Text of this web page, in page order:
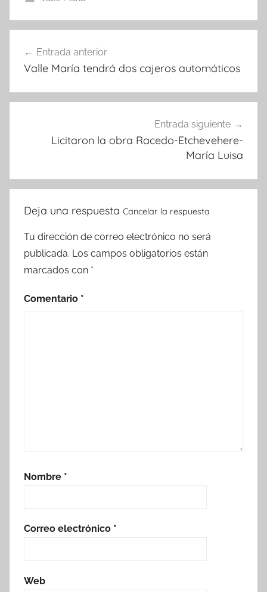
de
Entrada anterior
Valle María tendrá dos cajeros automáticos
Entrada siguiente
Licitaron la obra Racedo-Etchevehere-
María Luisa
Deja una respuesta Cancelar la respuesta
Tu dirección de correo electrónico no será
publicada. Los campos obligatorios están
marcados con *
Comentario *
Nombre *
Correo electrónico *
Web